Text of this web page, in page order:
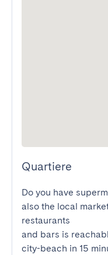
Quartiere
Do you have
also the local
restaurants
and bars is
city-beach in 15